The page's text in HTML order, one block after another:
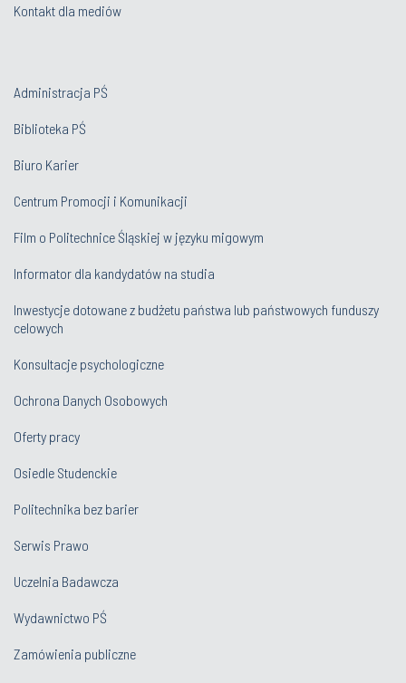
Kontakt dla mediów
Administracja PŚ
Biblioteka PŚ
Biuro Karier
Centrum Promocji i Komunikacji
Film o Politechnice Śląskiej w języku migowym
Informator dla kandydatów na studia
Inwestycje dotowane z budżetu państwa lub państwowych funduszy
celowych
Konsultacje psychologiczne
Ochrona Danych Osobowych
Oferty pracy
Osiedle Studenckie
Politechnika bez barier
Serwis Prawo
Uczelnia Badawcza
Wydawnictwo PŚ
Zamówienia publiczne